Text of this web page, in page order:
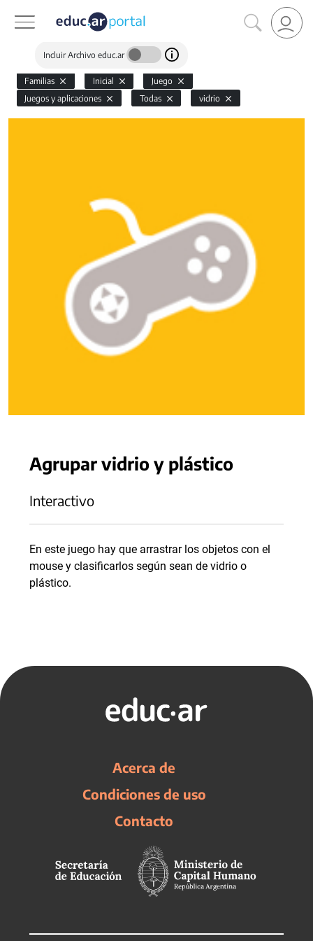
Incluir Archivo educ.ar
Familias Inicial
Juego
Juegos y aplicaciones
Todas vidrio
Agrupar vidrio y plástico
Interactivo
En este juego hay que arrastrar los objetos con el
mouse y clasificarlos según sean de vidrio o
plástico.
Acerca de
Condiciones de uso
Contacto